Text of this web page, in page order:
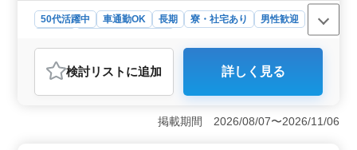
50代活躍中 車通勤OK 長期 寮・社宅あり
男性歓迎
おすすめポイント
＜経験と環境＞ この職では、建築設計と現場管理の経
験が活かせます。ベテランからの経験者まで歓迎し、設
用車を使用した外出も可能です。 ＜単身寮と労働条
検討リスト に追加 詳しく見る
掲載期間 2026/08/07〜2026/11/06